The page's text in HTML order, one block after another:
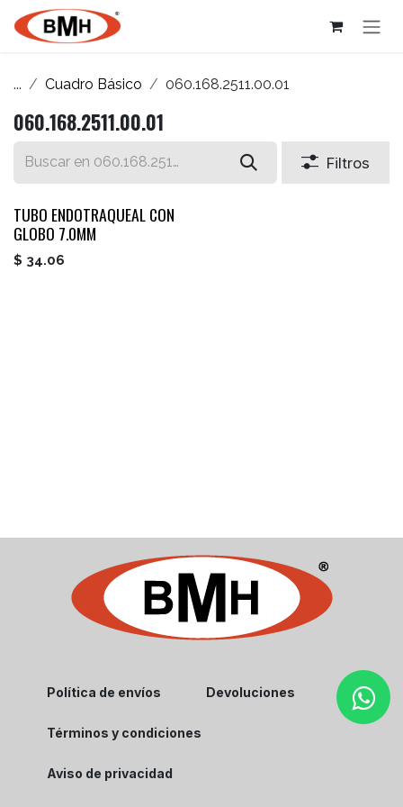
Ir al contenido
... Cuadro Básico 060.168.2511.00.01
060.168.2511.00.01
Filtros
TUBO ENDOTRAQUEAL CON
GLOBO 7.0MM
$ 34.06
Política de envíos Devoluciones
Términos y condiciones
Aviso de privacidad